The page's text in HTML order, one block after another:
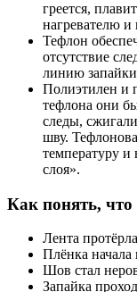
греется,
нагревателю и
Тефлон
отсутствие
линию
Полиэтилен и
тефлона они
следы,
шву.
температуру
слоя».
Как понять,
Лента
Плёнка начала
Шов стал
Запайка